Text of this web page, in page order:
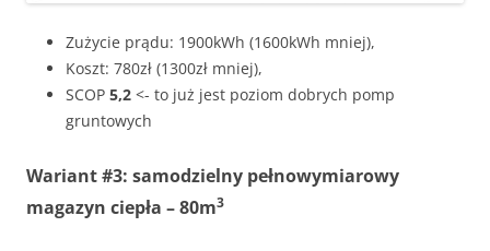
Zużycie prądu: 1900kWh (1600kWh mniej),
Koszt: 780zł (1300zł mniej),
SCOP 5,2 <- to już jest poziom dobrych pomp
gruntowych
Wariant #3: samodzielny pełnowymiarowy
magazyn ciepła – 80m3